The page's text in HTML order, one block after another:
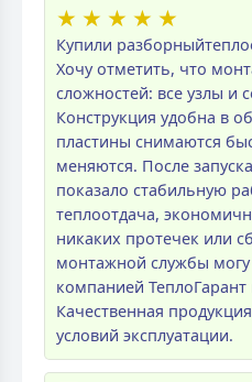
★ ★ ★ ★ ★
Купили
Хочу отметить, что
сложностей: все узлы и
Конструкция удобна в
пластины снимаются
меняются. После
показало стабильную
теплоотдача,
никаких протечек или
монтажной службы могу
компанией
Качественная
условий эксплуатации.